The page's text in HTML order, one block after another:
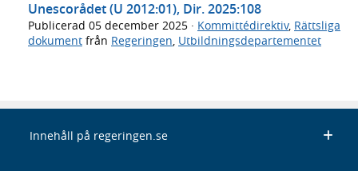
Unescorådet (U 2012:01), Dir. 2025:108
Publicerad 05 december 2025 · Kommittédirektiv, Rättsliga
dokument från Regeringen, Utbildningsdepartementet
Innehåll på regeringen.se